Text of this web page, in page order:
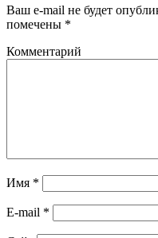
Ваш e-mail не будет
помечены *
Комментарий
Имя *
E-mail *